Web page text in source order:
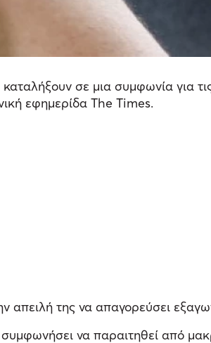
καταλήξουν σε μια συμφωνία για
εφημερίδα The Times.
της να απαγορεύσει
να παραιτηθεί από